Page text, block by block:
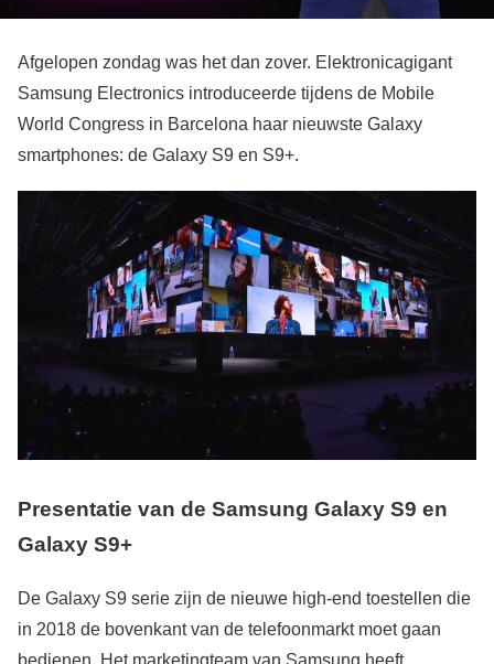
Afgelopen zondag was het dan zover. Elektronicagigant
Samsung Electronics introduceerde tijdens de Mobile
World Congress in Barcelona haar nieuwste Galaxy
smartphones: de Galaxy S9 en S9+.
Presentatie van de Samsung Galaxy S9 en
Galaxy S9+
De Galaxy S9 serie zijn de nieuwe high-end toestellen die
in 2018 de bovenkant van de telefoonmarkt moet gaan
bedienen. Het marketingteam van Samsung heeft